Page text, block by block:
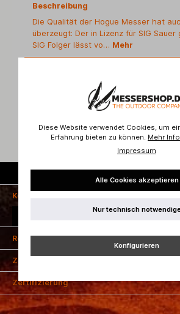
Beschreibung
Die Qualität der Hogue Messer hat
überzeugt: Der in Lizenz für SIG
SIG Folger lässt vo… Mehr
Kontakt
Rechtliches
Zahlungsarten
Zertifizierung
Diese Website verwendet Cookies, um
Erfahrung bieten zu können. Mehr
Impressum
Alle Cookies akzeptieren
Nur technisch
Konfigurieren